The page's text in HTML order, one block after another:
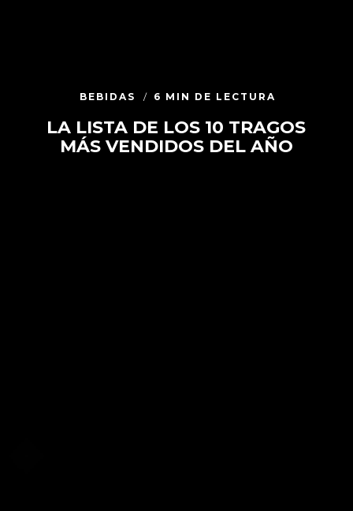
BEBIDAS 6 MIN DE LECTURA
LA LISTA DE LOS 10 TRAGOS
MÁS VENDIDOS DEL AÑO